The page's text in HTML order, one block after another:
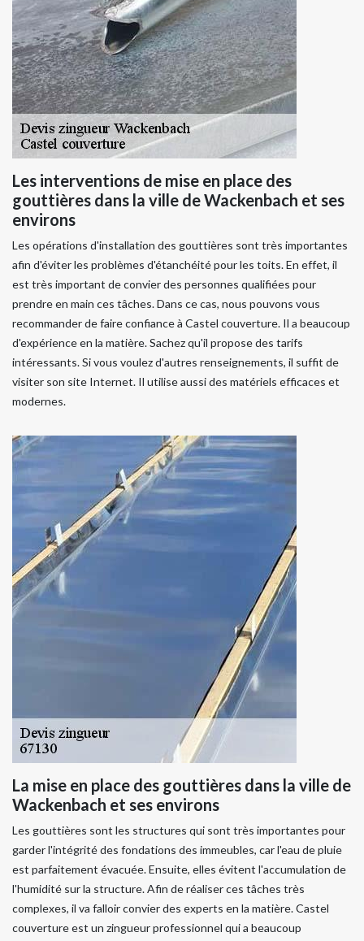
Les interventions de mise en place des
gouttières dans la ville de Wackenbach et ses
environs
Les opérations d'installation des gouttières sont très importantes
afin d'éviter les problèmes d'étanchéité pour les toits. En effet, il
est très important de convier des personnes qualifiées pour
prendre en main ces tâches. Dans ce cas, nous pouvons vous
recommander de faire confiance à Castel couverture. Il a beaucoup
d'expérience en la matière. Sachez qu'il propose des tarifs
intéressants. Si vous voulez d'autres renseignements, il suffit de
visiter son site Internet. Il utilise aussi des matériels efficaces et
modernes.
La mise en place des gouttières dans la ville de
Wackenbach et ses environs
Les gouttières sont les structures qui sont très importantes pour
garder l'intégrité des fondations des immeubles, car l'eau de pluie
est parfaitement évacuée. Ensuite, elles évitent l'accumulation de
l'humidité sur la structure. Afin de réaliser ces tâches très
complexes, il va falloir convier des experts en la matière. Castel
couverture est un zingueur professionnel qui a beaucoup